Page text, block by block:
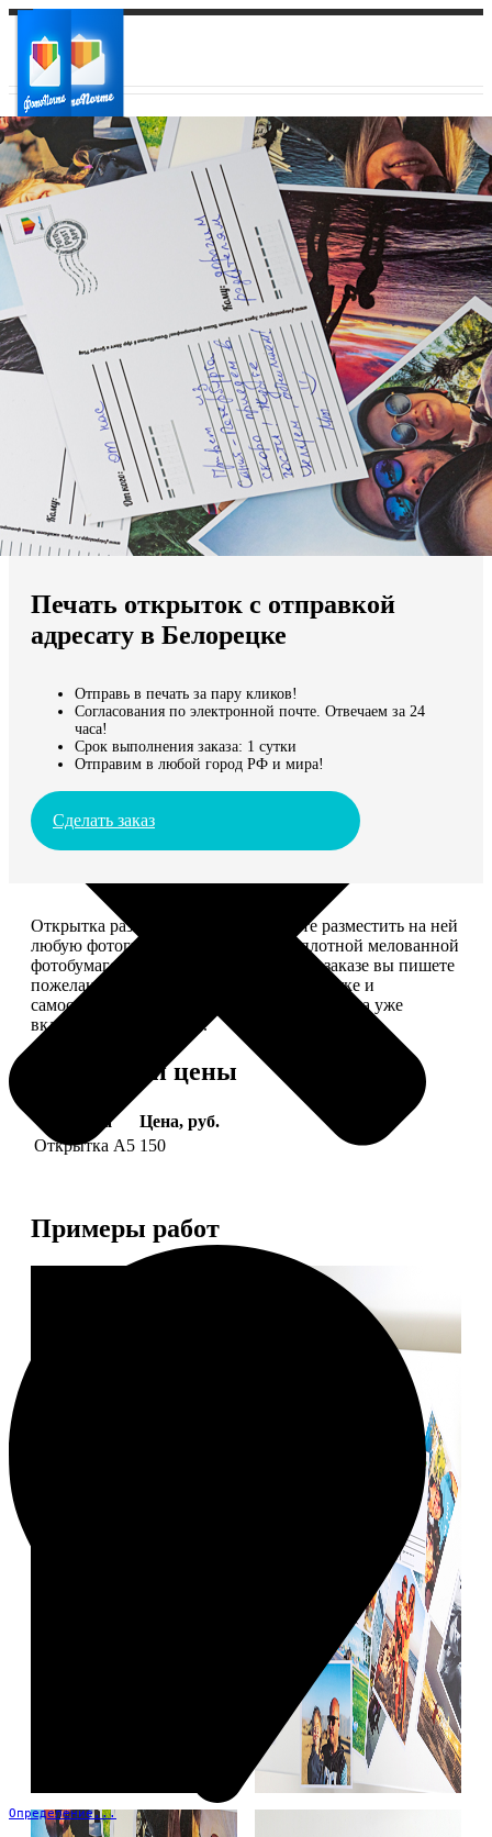
Ваш город:
Ваш регион доставки
Выберите из списка:
Мы доставляем по всему миру
Продолжить без города
Определение...
Печать открыток с отправкой
адресату в Белорецке
Отправь в печать за пару кликов!
Согласования по электронной почте. Отвечаем за 24
часа!
Срок выполнения заказа: 1 сутки
Отправим в любой город РФ и мира!
Сделать заказ
Открытка размером 10*15, вы можете разместить на ней
любую фотографию. Печатается на плотной мелованной
фотобумаге плотностью 300 г/м2. При заказе вы пишете
пожелание, мы его напечатаем на открытке и
самостоятельно отправим адресату (доставка уже
включена в стоимость).
Форматы и цены
Услуга
Цена, руб.
Открытка А5 150
Примеры работ